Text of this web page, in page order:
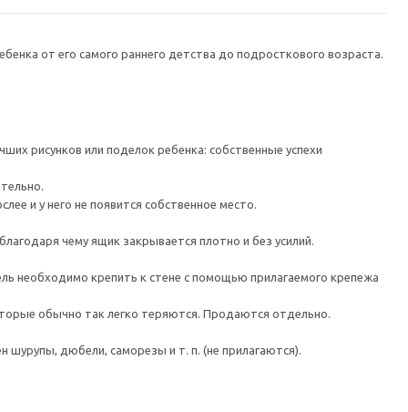
от его самого раннего детства до подросткового возраста.
рисунков или поделок ребенка: собственные успехи
и у него не появится собственное место.
чему ящик закрывается плотно и без усилий.
крепить к стене с помощью прилагаемого крепежа
обычно так легко теряются. Продаются отдельно.
дюбели, саморезы и т. п. (не прилагаются).